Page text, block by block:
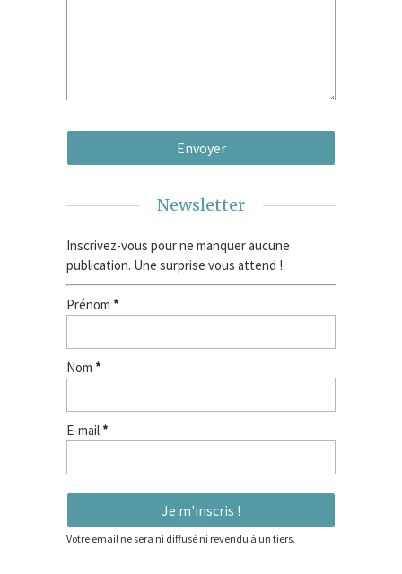
Newsletter
Inscrivez-vous pour ne manquer aucune
publication. Une surprise vous attend !
Prénom *
Nom *
E-mail *
Votre email ne sera ni diffusé ni revendu à un tiers.